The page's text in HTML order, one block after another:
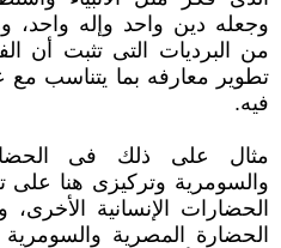
وجعله دين واحد وإله واحد،
من البرديات التى تثبت أن
تطوير معارفه بما يتناسب
فيه.‏
مثال على ذلك فى
والسومرية وتركيزى هنا على
الحضارات الإنسانية
الحضارة المصرية